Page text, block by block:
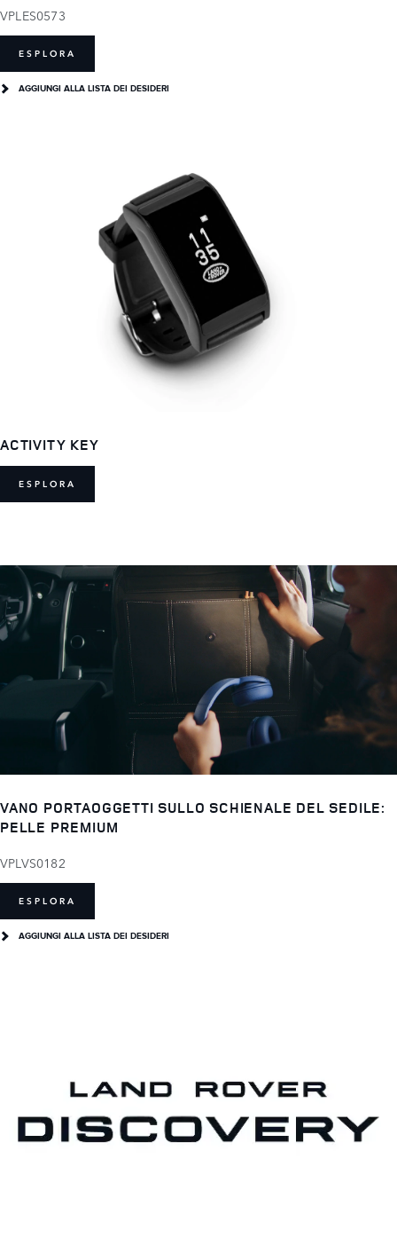
VPLES0573
ESPLORA
AGGIUNGI ALLA LISTA DEI DESIDERI
ACTIVITY KEY
ESPLORA
VANO PORTAOGGETTI SULLO SCHIENALE DEL SEDILE:
PELLE PREMIUM
VPLVS0182
ESPLORA
AGGIUNGI ALLA LISTA DEI DESIDERI